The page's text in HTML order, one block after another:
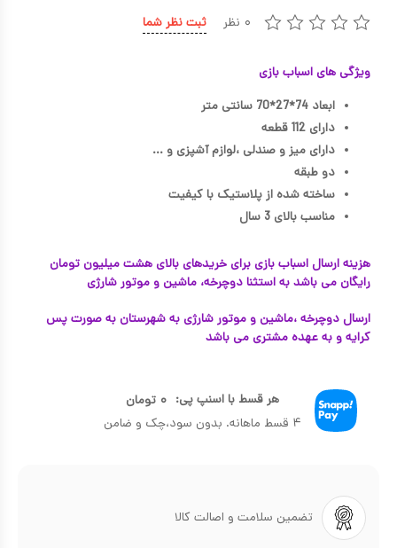
کیف و کوله پشتی
۰ نظر ثبت نظر شما
ویژگی های اسباب بازی
ابعاد 74*27*70 سانتی متر
دارای 112 قطعه
دارای میز و صندلی ،لوازم آشپزی و ...
دو طبقه
ساخته شده از پلاستیک با کیفیت
مناسب بالای 3 سال
هزینه ارسال اسباب بازی برای خریدهای بالای هشت میلیون تومان
رایگان می باشد به استثنا دوچرخه، ماشین و موتور شارژی
ارسال دوچرخه ،ماشین و موتور شارژی به شهرستان به صورت پس
کرایه و به عهده مشتری می باشد
هر قسط با اسنپ پی: ۰ تومان
۴ قسط ماهانه. بدون سود،چک و ضامن
تضمین سلامت و اصالت کالا